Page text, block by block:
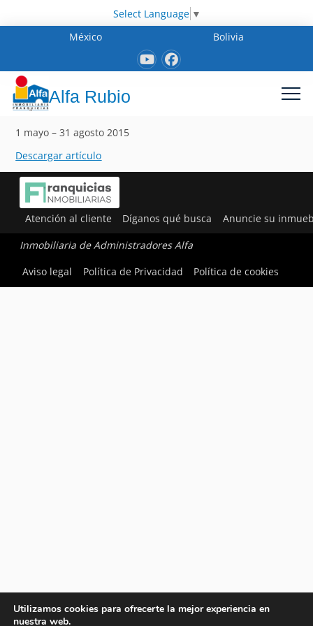
Select Language ▼
México
Bolivia
Alfa Rubio
1 mayo – 31 agosto 2015
Descargar artículo
Atención al cliente Díganos qué busca Anuncie su
Inmobiliaria de Administradores Alfa
Aviso legal
Política de Privacidad Política de cookies
Utilizamos cookies para ofrecerte la mejor experiencia en
nuestra web.